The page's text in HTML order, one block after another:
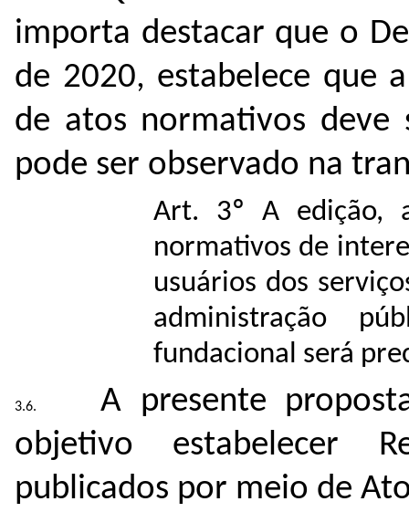
importa destacar que o
de 2020, estabelece que
de atos normativos deve
pode ser observado na
Art. 3º A edição,
normativos de
usuários dos
administração
fundacional será
A presente
objetivo estabelecer
publicados por meio de